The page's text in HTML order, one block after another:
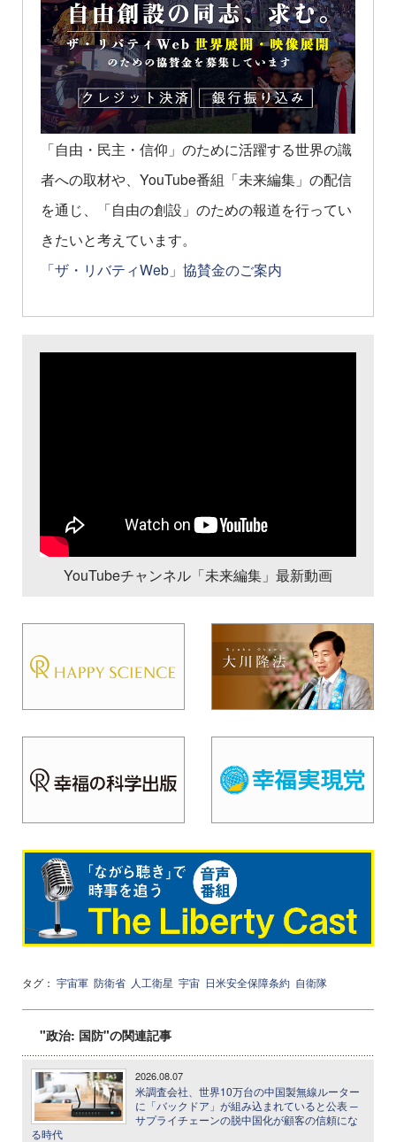
「自由・民主・信仰」のために活躍する世界の識
者への取材や、YouTube番組「未来編集」の配信
を通じ、「自由の創設」のための報道を行ってい
きたいと考えています。
「ザ・リバティWeb」協賛金のご案内
YouTubeチャンネル「未来編集」最新動画
タグ： 宇宙軍 防衛省 人工衛星 宇宙 日米安全保障条約 自衛隊
"政治: 国防"の関連記事
2026.08.07
米調査会社、世界10万台の中国製無線ルーター
に「バックドア」が組み込まれていると公表 ─
サプライチェーンの脱中国化が顧客の信頼にな
る時代